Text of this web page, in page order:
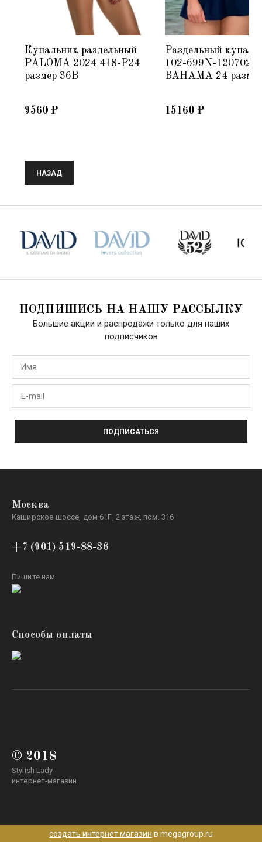
Купальник раздельный
PALOMA 2024 418-P24
размер 36B
9560 ₽
Раздельный
102-699N-120702
BAHAMA 24
15160 ₽
НАЗАД
ПОДПИШИСЬ НА НАШУ РАССЫЛКУ
Большие акции и распродажи только для наших
подписчиков
ПОДПИСАТЬСЯ
Москва
Каширское шоссе, дом 61Г, 2 этаж, пом. 316
+7 (901) 519-88-36
Пишите нам
Способы оплаты
© 2018
Stylish Lady
интернет-магазин
создать интернет магазин в megagroup.ru